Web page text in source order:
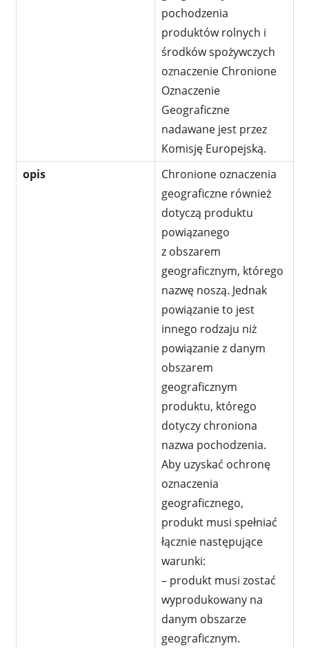
pochodzenia
produktów rolnych i
środków spożywczych
oznaczenie Chronione
Oznaczenie
Geograficzne
nadawane jest przez
Komisję Europejską.
opis
Chronione oznaczenia
geograficzne również
dotyczą produktu
powiązanego
z obszarem
geograficznym, którego
nazwę noszą. Jednak
powiązanie to jest
innego rodzaju niż
powiązanie z danym
obszarem
geograficznym
produktu, którego
dotyczy chroniona
nazwa pochodzenia.
Aby uzyskać ochronę
oznaczenia
geograficznego,
produkt musi spełniać
łącznie następujące
warunki:
– produkt musi zostać
wyprodukowany na
danym obszarze
geograficznym.